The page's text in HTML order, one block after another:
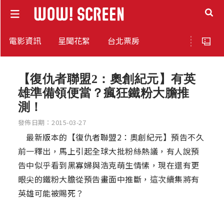
電影資訊 星聞花絮 台北票房
【復仇者聯盟2：奧創紀元】有英
雄準備領便當？瘋狂鐵粉大膽推
測！
發佈日期：2015-03-27
最新版本的【復仇者聯盟2：奧創紀元】預告不久
前一釋出，馬上引起全球大批粉絲熱議，有人說預
告中似乎看到黑寡婦與浩克萌生情愫，現在還有更
眼尖的鐵粉大膽從預告畫面中推斷，這次續集將有
英雄可能被賜死？